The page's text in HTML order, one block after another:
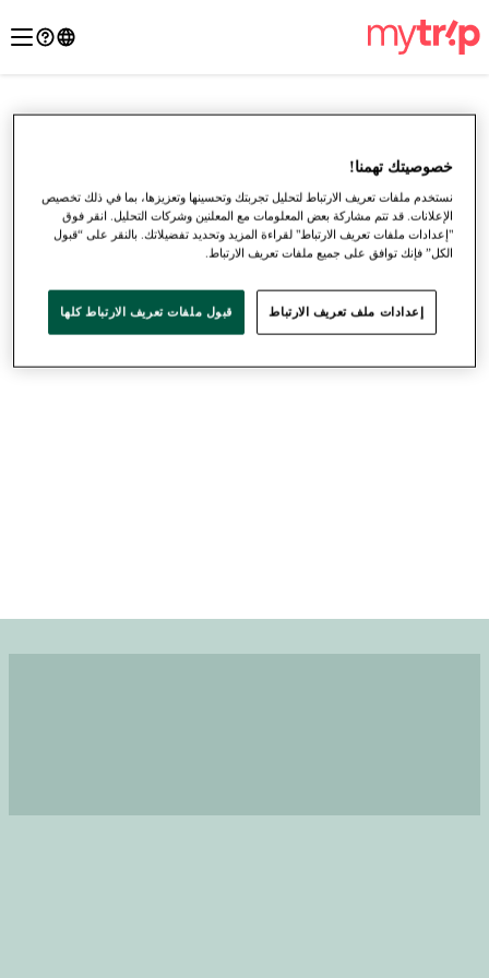
●
●
●
خصوصيتك تهمنا!
نستخدم ملفات تعريف الارتباط لتحليل تجربتك وتحسينها وتعزيزها، بما في ذلك تخصيص
الإعلانات. قد تتم مشاركة بعض المعلومات مع المعلنين وشركات التحليل. انقر فوق
"إعدادات ملفات تعريف الارتباط" لقراءة المزيد وتحديد تفضيلاتك. بالنقر على “قبول
الكل” فإنك توافق على جميع ملفات تعريف الارتباط.
إعدادات ملف تعريف الارتباط قبول ملفات تعريف الارتباط كلها